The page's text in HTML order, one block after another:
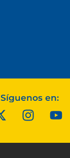
Síguenos en: